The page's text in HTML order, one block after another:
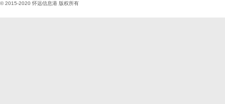
© 2015-2020 怀远信息港 版权所有